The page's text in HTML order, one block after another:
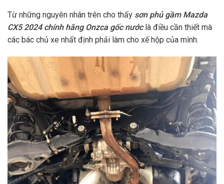
Từ những nguyên nhân trên cho thấy sơn phủ gầm Mazda
CX5 2024 chính hãng Onzca gốc nướclà điều cần thiết mà
các bác chủ xe nhất định phải làm cho xế hộp của mình.